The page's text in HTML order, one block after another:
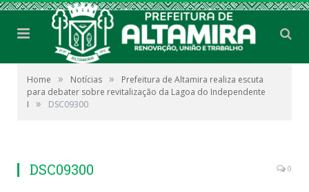
Home » Notícias »
Prefeitura de Altamira realiza escuta
para debater sobre revitalização da Lagoa do Independente
I
» DSC09300
DSC09300 0